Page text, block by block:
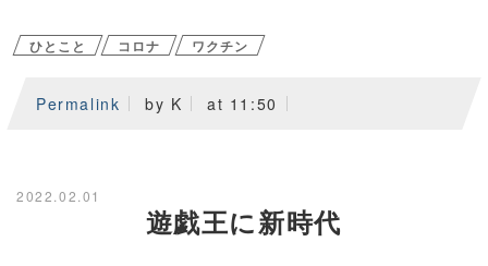
ひとこと コロナ ワクチン
Permalink by K at 11:50
2022.02.01
遊戯王に新時代